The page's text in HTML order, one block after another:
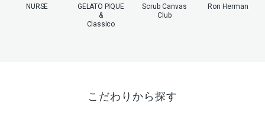
NURSE
GELATO PIQUE
&
Classico
Scrub Canvas
Club
Ron Herman
こだわりから探す